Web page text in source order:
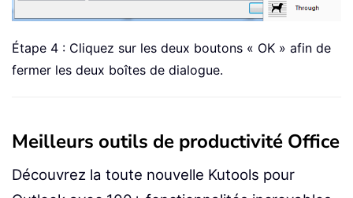
Étape 4 : Cliquez sur les deux boutons « OK » afin de
fermer les deux boîtes de dialogue.
Meilleurs outils de productivité Office
Découvrez la toute nouvelle Kutools pour